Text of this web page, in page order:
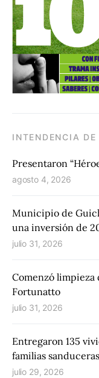
INTENDENCIA DE
Presentaron
agosto 4, 2026
Municipio de
una inversión de
julio 31, 2026
Comenzó limpieza
Fortunatto
julio 31, 2026
Entregaron 135
familias
julio 29, 2026